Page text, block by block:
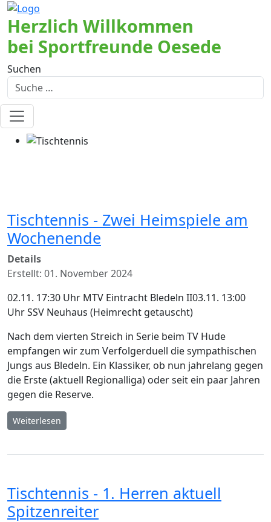
Herzlich Willkommen
bei Sportfreunde Oesede
Suchen
Tischtennis - Zwei Heimspiele am
Wochenende
Details
Erstellt: 01. November 2024
02.11. 17:30 Uhr MTV Eintracht Bledeln II03.11. 13:00
Uhr SSV Neuhaus (Heimrecht getauscht)
Nach dem vierten Streich in Serie beim TV Hude
empfangen wir zum Verfolgerduell die sympathischen
Jungs aus Bledeln. Ein Klassiker, ob nun jahrelang gegen
die Erste (aktuell Regionalliga) oder seit ein paar Jahren
gegen die Reserve.
Weiterlesen
Tischtennis - 1. Herren aktuell
Spitzenreiter